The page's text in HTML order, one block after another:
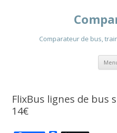
Comparateur de bus,
FlixBus lignes de bus
14€